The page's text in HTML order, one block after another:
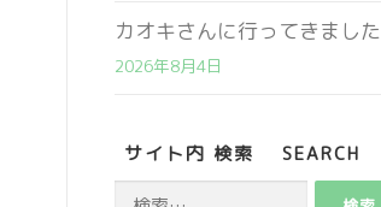
カオキさんに行ってきました
2026年8月4日
サイト内 検索 SEARCH